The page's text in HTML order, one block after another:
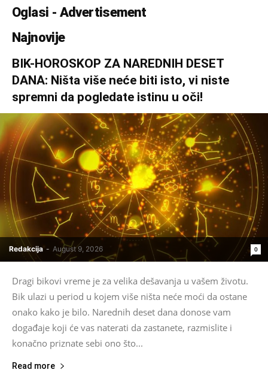
Oglasi - Advertisement
Najnovije
BIK-HOROSKOP ZA NAREDNIH DESET
DANA: Ništa više neće biti isto, vi niste
spremni da pogledate istinu u oči!
Redakcija - August 9, 2026 0
Dragi bikovi vreme je za velika dešavanja u vašem životu.
Bik ulazi u period u kojem više ništa neće moći da ostane
onako kako je bilo. Narednih deset dana donose vam
događaje koji će vas naterati da zastanete, razmislite i
konačno priznate sebi ono što...
Read more